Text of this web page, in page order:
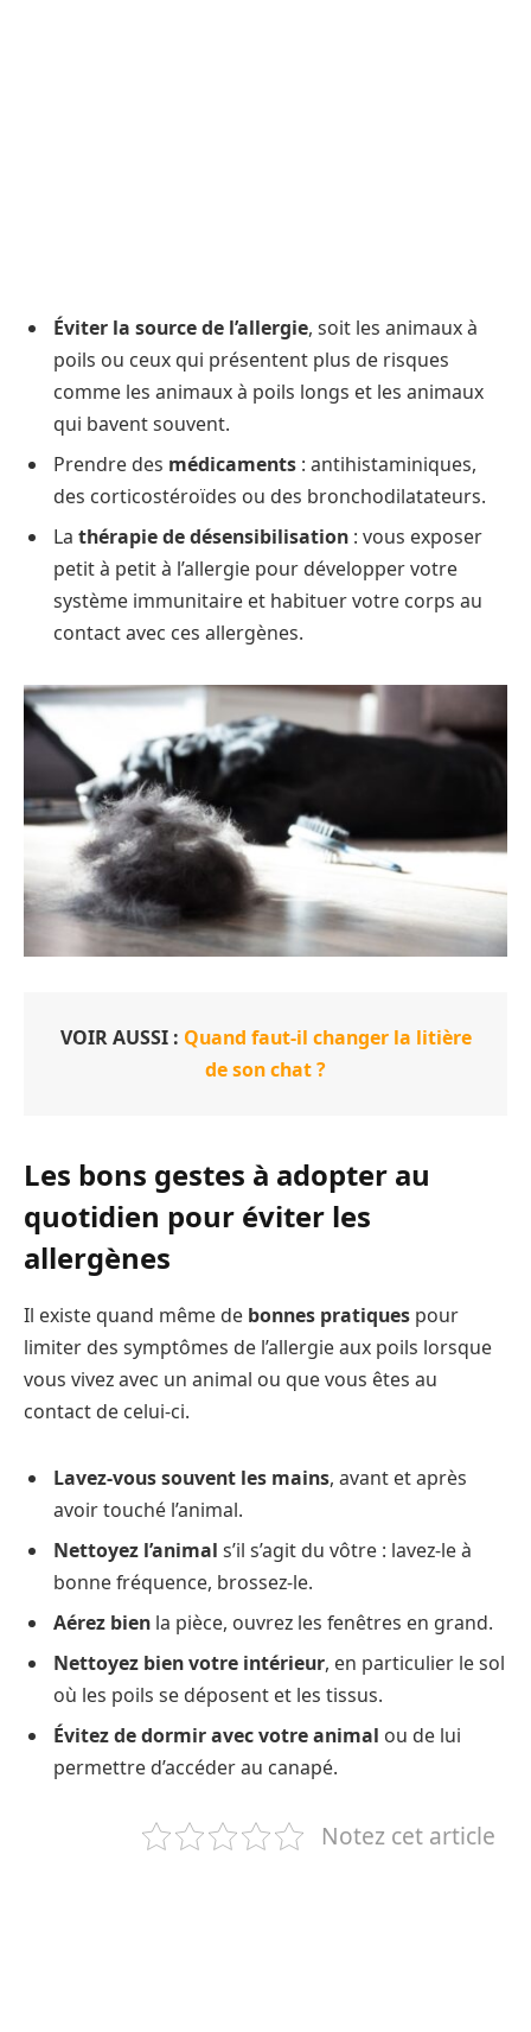
Éviter la source de l’allergie, soit les animaux à
poils ou ceux qui présentent plus de risques
comme les animaux à poils longs et les animaux
qui bavent souvent.
Prendre des médicaments : antihistaminiques,
des corticostéroïdes ou des bronchodilatateurs.
La thérapie de désensibilisation : vous exposer
petit à petit à l’allergie pour développer votre
système immunitaire et habituer votre corps au
contact avec ces allergènes.
VOIR AUSSI : Quand faut-il changer la litière
de son chat ?
Les bons gestes à adopter au
quotidien pour éviter les
allergènes
Il existe quand même de bonnes pratiques pour
limiter des symptômes de l’allergie aux poils lorsque
vous vivez avec un animal ou que vous êtes au
contact de celui-ci.
Lavez-vous souvent les mains, avant et après
avoir touché l’animal.
Nettoyez l’animal s’il s’agit du vôtre : lavez-le à
bonne fréquence, brossez-le.
Aérez bien la pièce, ouvrez les fenêtres en grand.
Nettoyez bien votre intérieur, en particulier le sol
où les poils se déposent et les tissus.
Évitez de dormir avec votre animal ou de lui
permettre d’accéder au canapé.
Notez cet article